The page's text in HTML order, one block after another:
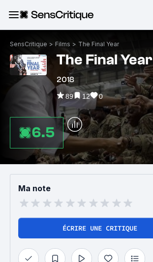
SensCritique > Films > The Final Year
The Final Year
2018
89 12 0
6.5
Ma note
ÉCRIRE UNE CRITIQUE